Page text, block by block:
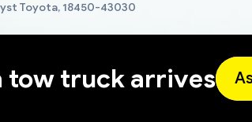
Toyota, 18450-43030
tow truck arrives